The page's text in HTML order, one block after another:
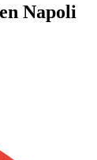
Napoli